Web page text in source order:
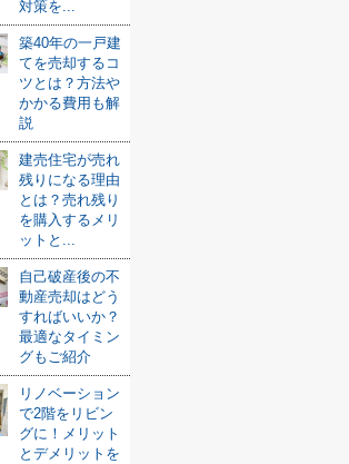
対策を...
築40年の一戸建
てを売却するコ
ツとは？方法や
かかる費用も解
説
建売住宅が売れ
残りになる理由
とは？売れ残り
を購入するメリ
ットと...
自己破産後の不
動産売却はどう
すればいいか？
最適なタイミン
グもご紹介
リノベーション
で2階をリビン
グに！メリット
とデメリットを